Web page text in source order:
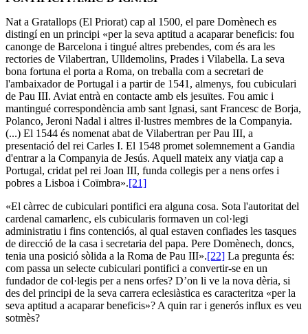
Nat a Gratallops (El Priorat) cap al 1500, el pare Domènech es
distingí en un principi «per la seva aptitud a acaparar beneficis: fou
canonge de Barcelona i tingué altres prebendes, com és ara les
rectories de Vilabertran, Ulldemolins, Prades i Vilabella. La seva
bona fortuna el porta a Roma, on treballa com a secretari de
l'ambaixador de Portugal i a partir de 1541, almenys, fou cubiculari
de Pau III. Aviat entrà en contacte amb els jesuïtes. Fou amic i
mantingué correspondència amb sant Ignasi, sant Francesc de Borja,
Polanco, Jeroni Nadal i altres il·lustres membres de la Companyia.
(...) El 1544 és nomenat abat de Vilabertran per Pau III, a
presentació del rei Carles I. El 1548 promet solemnement a Gandia
d'entrar a la Companyia de Jesús. Aquell mateix any viatja cap a
Portugal, cridat pel rei Joan III, funda collegis per a nens orfes i
pobres a Lisboa i Coïmbra».[21]
«El càrrec de cubiculari pontifici era alguna cosa. Sota l'autoritat del
cardenal camarlenc, els cubicularis formaven un col·legi
administratiu i fins contenciós, al qual estaven confiades les tasques
de direcció de la casa i secretaria del papa. Pere Domènech, doncs,
tenia una posició sòlida a la Roma de Pau III».[22] La pregunta és:
com passa un selecte cubiculari pontifici a convertir-se en un
fundador de col·legis per a nens orfes? D’on li ve la nova dèria, si
des del principi de la seva carrera eclesiàstica es caracteritza «per la
seva aptitud a acaparar beneficis»? A quin rar i generós influx es veu
sotmès?